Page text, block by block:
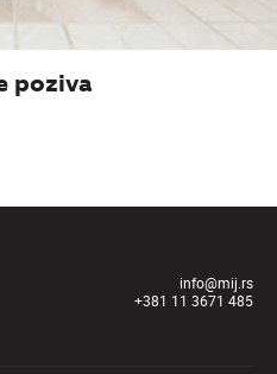
poziva
info@mij.rs
+381 11 3671 485